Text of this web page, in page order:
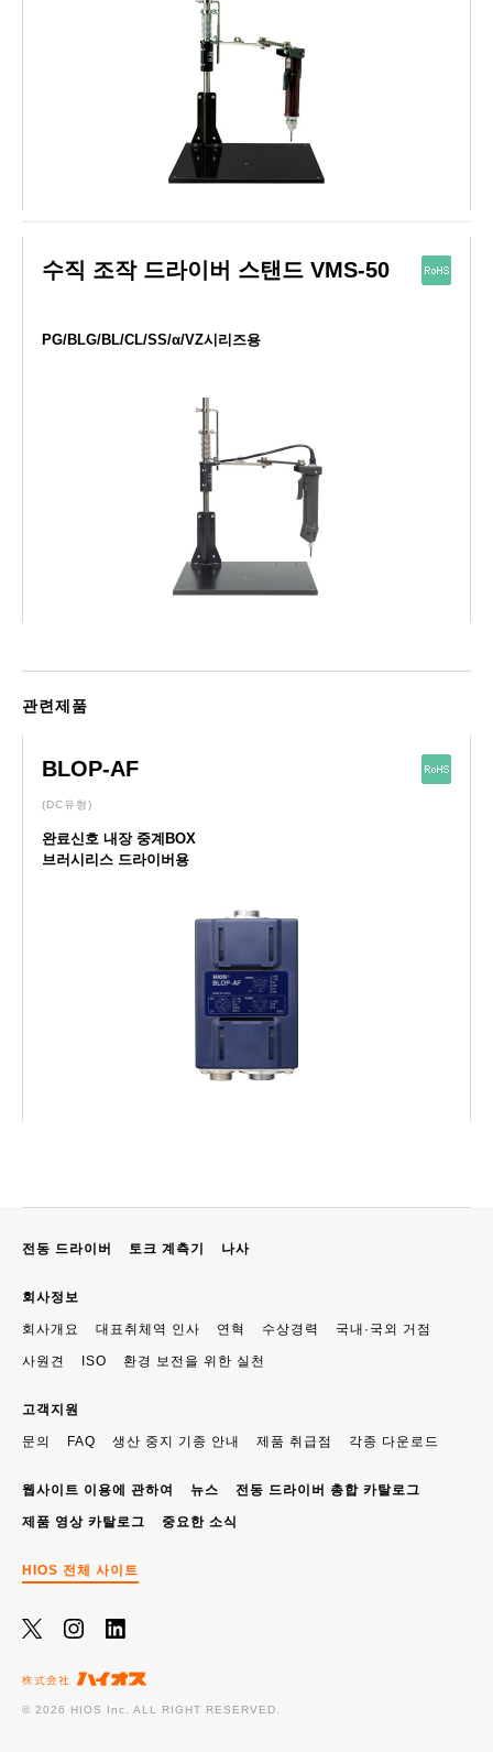
수직 조작 드라이버 스탠드 VMS-50
PG/BLG/BL/CL/SS/α/VZ시리즈용
관련제품
BLOP-AF
(DC유형)
완료신호 내장 중계BOX
브러시리스 드라이버용
전동 드라이버 토크 계측기 나사
회사정보
회사개요 대표취체역 인사 연혁 수상경력 국내·국외 거점
사원견 ISO 환경 보전을 위한 실천
고객지원
문의 FAQ 생산 중지 기종 안내 제품 취급점 각종 다운로드
웹사이트 이용에 관하여 뉴스 전동 드라이버 총합 카탈로그
제품 영상 카탈로그 중요한 소식
HIOS 전체 사이트
© 2026 HIOS Inc. ALL RIGHT RESERVED.